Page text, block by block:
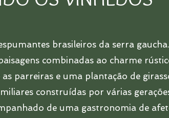
brasileiros da serra gaucha.
combinadas ao charme
parreiras e uma plantação de
construídas por várias
de uma gastronomia de